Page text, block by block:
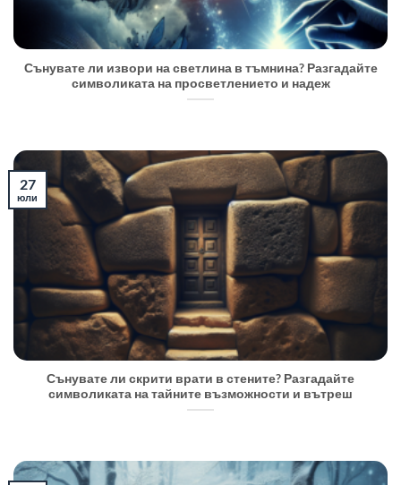
Сънувате ли извори на светлина в тъмнина? Разгадайте
символиката на просветлението и надеж
Сънувате ли скрити врати в стените? Разгадайте
символиката на тайните възможности и вътреш
27
юли